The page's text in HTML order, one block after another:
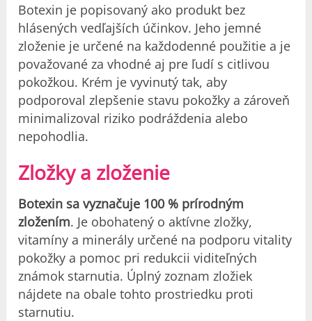
Botexin je popisovaný ako produkt bez
hlásených vedľajších účinkov. Jeho jemné
zloženie je určené na každodenné použitie a je
považované za vhodné aj pre ľudí s citlivou
pokožkou. Krém je vyvinutý tak, aby
podporoval zlepšenie stavu pokožky a zároveň
minimalizoval riziko podráždenia alebo
nepohodlia.
Zložky a zloženie
Botexin sa vyznačuje 100 % prírodným
zložením. Je obohatený o aktívne zložky,
vitamíny a minerály určené na podporu vitality
pokožky a pomoc pri redukcii viditeľných
známok starnutia. Úplný zoznam zložiek
nájdete na obale tohto prostriedku proti
starnutiu.